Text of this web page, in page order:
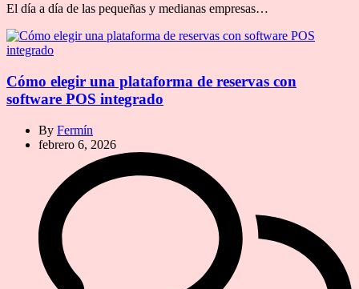
El día a día de las pequeñas y medianas empresas…
Cómo elegir una plataforma de reservas con
software POS integrado
By Fermín
febrero 6, 2026